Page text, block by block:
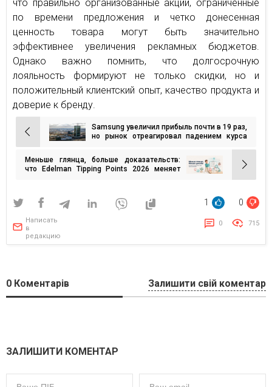
что правильно организованные акции, ограниченные
по времени предложения и четко донесенная
ценность товара могут быть значительно
эффективнее увеличения рекламных бюджетов.
Однако важно помнить, что долгосрочную
лояльность формируют не только скидки, но и
положительный клиентский опыт, качество продукта и
доверие к бренду.
Навигация
по
записям
Samsung увеличил прибыль почти в 19 раз,
но рынок отреагировал падением курса
Меньше глянца, больше доказательств:
что Edelman Tipping Points 2026 меняет
1 0
Написать
в
редакцию
0 715
0 Коментарів Залишити свій коментар
ЗАЛИШИТИ КОМЕНТАР